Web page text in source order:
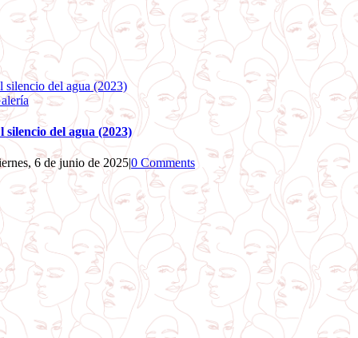
silencio del agua (2023)
silencio del agua (2023)
6 de junio de 2025|0 Comments